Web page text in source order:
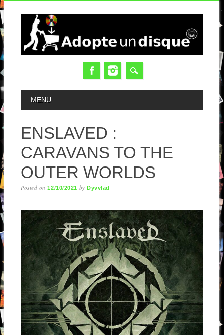
MAIN MENU
MENU
ENSLAVED :
CARAVANS TO THE
OUTER WORLDS
Posted on12/10/2021 byDyvvlad